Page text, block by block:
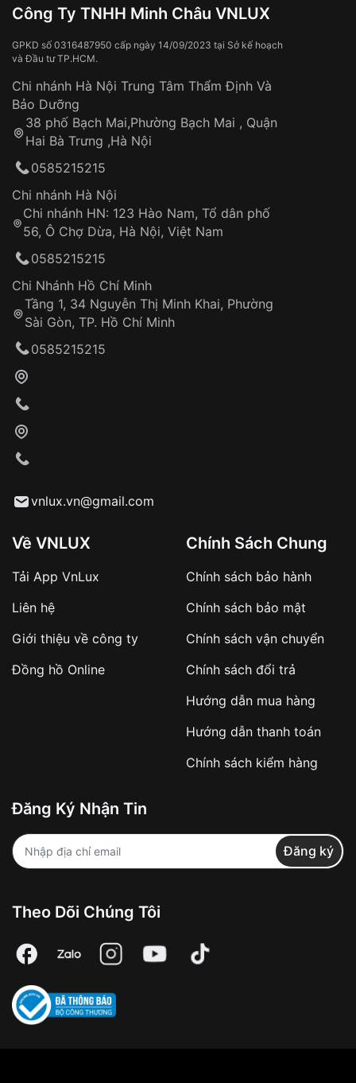
Công Ty TNHH Minh Châu VNLUX
GPKD số 0316487950 cấp ngày 14/09/2023 tại Sở kế hoạch
và Đầu tư TP.HCM.
Chi nhánh Hà Nội Trung Tâm Thẩm Định Và
Bảo Dưỡng
38 phố Bạch Mai,Phường Bạch Mai , Quận
Hai Bà Trưng ,Hà Nội
0585215215
Chi nhánh Hà Nội
Chi nhánh HN: 123 Hào Nam, Tổ dân phố
56, Ô Chợ Dừa, Hà Nội, Việt Nam
0585215215
Chi Nhánh Hồ Chí Minh
Tầng 1, 34 Nguyễn Thị Minh Khai, Phường
Sài Gòn, TP. Hồ Chí Minh
0585215215
vnlux.vn@gmail.com
Về VNLUX
Tải App VnLux
Liên hệ
Giới thiệu về công ty
Đồng hồ Online
Chính Sách Chung
Chính sách bảo hành
Chính sách bảo mật
Chính sách vận chuyển
Chính sách đổi trả
Hướng dẫn mua hàng
Hướng dẫn thanh toán
Chính sách kiểm hàng
Đăng Ký Nhận Tin
Đăng ký
Theo Dõi Chúng Tôi